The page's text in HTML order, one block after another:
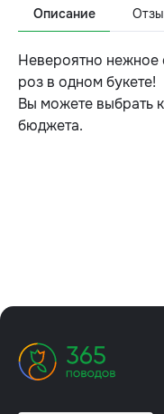
Описание
Невероятно нежное
роз в одном букете!
Вы можете выбрать
бюджета.